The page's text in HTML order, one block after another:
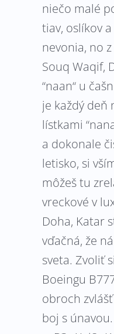
niečo malé
tiav, oslíkov
nevonia, no
Souq Waqif,
“naan“ u
je každý deň
lístkami
a dokonale
letisko, si
môžeš tu
vreckové v
Doha, Katar
vďačná, že
sveta. Zvoliť
Boeingu
obroch
boj s